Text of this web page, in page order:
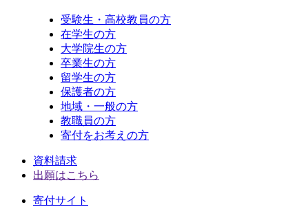
受験生・高校教員の方
在学生の方
大学院生の方
卒業生の方
留学生の方
保護者の方
地域・一般の方
教職員の方
寄付をお考えの方
資料請求
出願はこちら
寄付サイト